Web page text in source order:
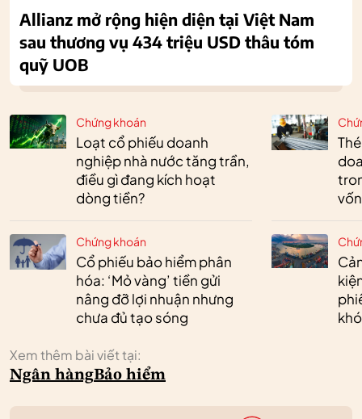
Chứng khoán
Loạt cổ phiếu doanh
nghiệp nhà nước tăng trần,
điều gì đang kích hoạt
dòng tiền?
Chứng khoán
Cổ phiếu bảo hiểm phân
hóa: ‘Mỏ vàng’ tiền gửi
nâng đỡ lợi nhuận nhưng
chưa đủ tạo sóng
vốn
Xem thêm bài viết tại:
Ngân hàngBảo hiểm
Allianz mở rộng hiện diện tại Việt Nam
sau thương vụ 434 triệu USD thâu tóm
quỹ UOB